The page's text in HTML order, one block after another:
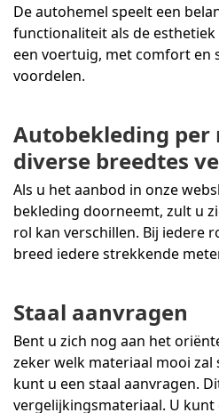
De autohemel speelt een
functionaliteit als de
een voertuig, met comfort en
voordelen.
Autobekleding per
diverse breedtes
Als u het aanbod in onze
bekleding doorneemt, zult u
rol kan verschillen. Bij iedere
breed iedere strekkende
Staal aanvragen
Bent u zich nog aan het
zeker welk materiaal mooi zal
kunt u een staal aanvragen.
vergelijkingsmateriaal. U